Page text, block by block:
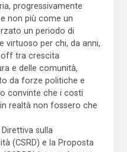
progressivamente
non più come un
un periodo di
virtuoso per chi, da anni,
tra crescita
e delle comunità,
da forze politiche e
convinte che i costi
realtà non fossero che
sulla
(CSRD) e la Proposta